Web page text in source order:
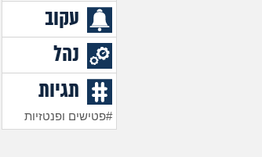
עקוב
נהל
תגיות
#פטישים ופנטזיות